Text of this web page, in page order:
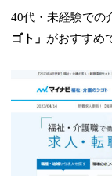
40代・未経験での
ゴト」 がおすすめ